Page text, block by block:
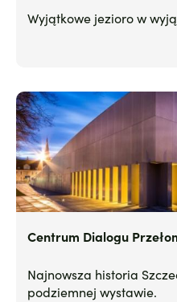
Wyjątkowe jezioro w
Centrum Dialogu
Najnowsza historia
podziemnej wystawie.